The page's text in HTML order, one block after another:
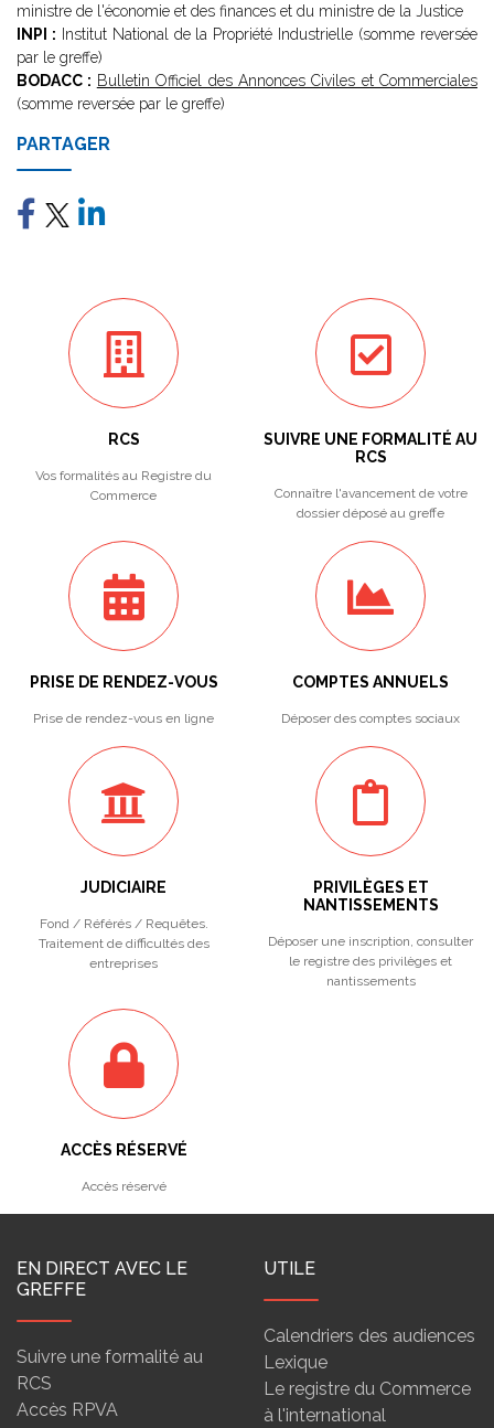
ministre de l'économie et des finances et du ministre de la Justice
INPI : Institut National de la Propriété Industrielle (somme reversée
par le greffe)
BODACC : Bulletin Officiel des Annonces Civiles et Commerciales
(somme reversée par le greffe)
PARTAGER
RCS
Vos formalités au Registre du
Commerce
SUIVRE UNE FORMALITÉ AU
RCS
Connaître l'avancement de votre
dossier déposé au greffe
PRISE DE RENDEZ-VOUS
Prise de rendez-vous en ligne
COMPTES ANNUELS
Déposer des comptes sociaux
JUDICIAIRE
Fond / Référés / Requêtes.
Traitement de difficultés des
entreprises
PRIVILÈGES ET
NANTISSEMENTS
Déposer une inscription, consulter
le registre des privilèges et
nantissements
ACCÈS RÉSERVÉ
Accès réservé
EN DIRECT AVEC LE
GREFFE
Suivre une formalité au
RCS
Accès RPVA
UTILE
Calendriers des audiences
Lexique
Le registre du Commerce
à l'international